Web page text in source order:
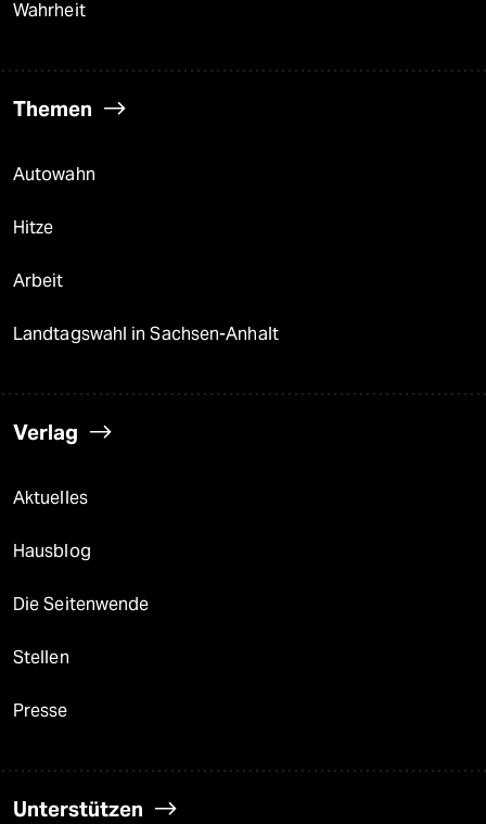
Wahrheit
Themen
Autowahn
Hitze
Arbeit
Landtagswahl in Sachsen-Anhalt
Verlag
Aktuelles
Hausblog
Die Seitenwende
Stellen
Presse
Unterstützen